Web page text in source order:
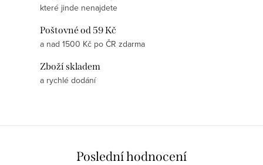
které jinde nenajdete
Poštovné od 59 Kč
a nad 1500 Kč po ČR zdarma
Zboží skladem
a rychlé dodání
Poslední hodnocení